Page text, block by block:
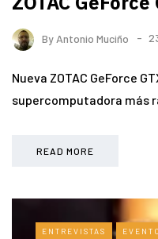
By Antonio Muciño
Nueva ZOTAC GeForce
supercomputadora más
READ MORE
ENTREVISTAS